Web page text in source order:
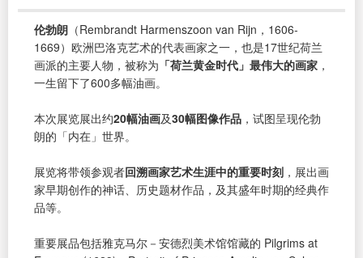
伦勃朗 （Rembrandt Harmenszoon van Rijn，1606-
1669）欧洲巴洛克艺术的代表画家之一，也是17世纪荷兰
画派的主要人物，被称为 「荷兰黄金时代」最伟大的画家 ，
一生留下了600多幅油画。
本次展览展出约20幅油画及30幅图像作品 ，试图呈现伦勃
朗的「内在」世界。
展览将带领参观者回溯画家艺术生涯中的重要时刻 ，展出画
家早期创作的神话、历史题材作品，及其盛年时期的经典作
品等。
重要展品包括雅克马尔－安德烈美术馆馆藏的 Pilgrims at